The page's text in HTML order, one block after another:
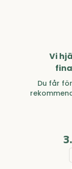
Vi
Du får
3.